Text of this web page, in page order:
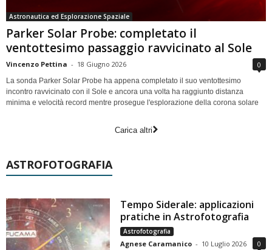
Astronautica ed Esplorazione Spaziale
Parker Solar Probe: completato il
ventottesimo passaggio ravvicinato al Sole
Vincenzo Pettina - 18 Giugno 2026 0
La sonda Parker Solar Probe ha appena completato il suo ventottesimo
incontro ravvicinato con il Sole e ancora una volta ha raggiunto distanza
minima e velocità record mentre prosegue l'esplorazione della corona solare
Carica altri
ASTROFOTOGRAFIA
Tempo Siderale: applicazioni
pratiche in Astrofotografia
Astrofotografia
Agnese Caramanico - 10 Luglio 2026 0